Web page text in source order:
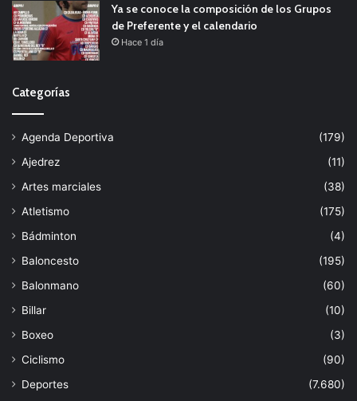
Ya se conoce la composición de los Grupos
de Preferente y el calendario
Hace 1 día
Categorías
Agenda Deportiva
(179)
Ajedrez
(11)
Artes marciales
(38)
Atletismo
(175)
Bádminton
(4)
Baloncesto
(195)
Balonmano
(60)
Billar
(10)
Boxeo
(3)
Ciclismo
(90)
Deportes
(7.680)